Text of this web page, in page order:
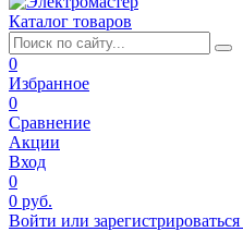
Каталог товаров
0
Избранное
0
Сравнение
Акции
Вход
0
0 руб.
Войти или зарегистрироваться